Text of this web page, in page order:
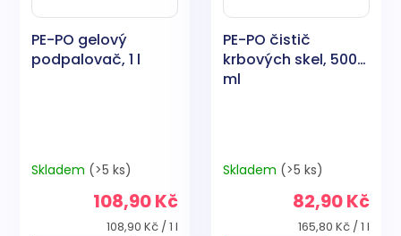
PE-PO gelový
podpalovač, 1 l
Skladem (>5 ks)
108,90 Kč
Měrná
108,90 Kč / 1 l
PE-PO čistič
krbových skel, 500
ml
Skladem (>5 ks)
82,90 Kč
Měrná
165,80 Kč / 1 l